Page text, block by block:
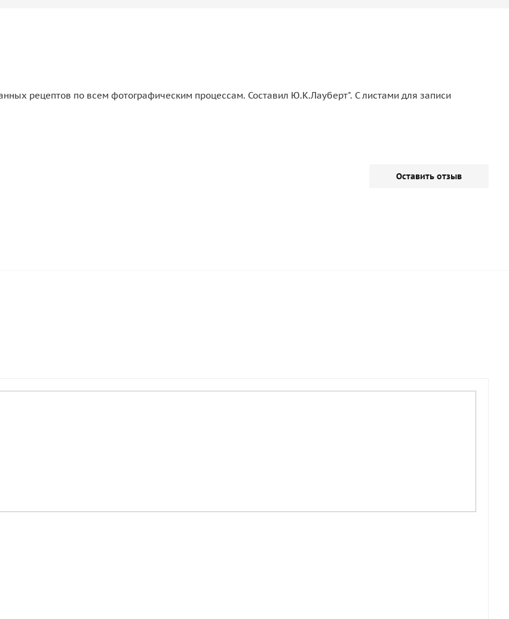
рецептов по всем фотографическим процессам. Составил Ю.К.Лауберт". С листами для записи
Оставить отзыв